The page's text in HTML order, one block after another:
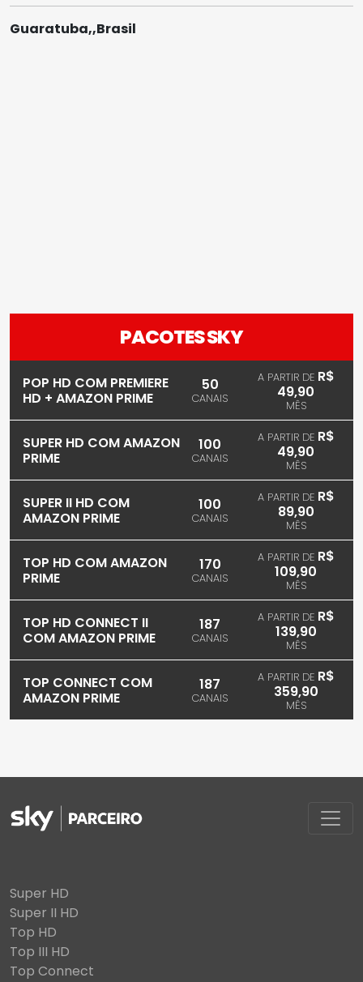
Guaratuba,,Brasil
PACOTES SKY
POP HD COM PREMIERE
HD + AMAZON PRIME
50
CANAIS
A PARTIR DE R$
49,90
MÊS
SUPER HD COM AMAZON
PRIME
100
CANAIS
A PARTIR DE R$
49,90
MÊS
SUPER II HD COM
AMAZON PRIME
100
CANAIS
A PARTIR DE R$
89,90
MÊS
TOP HD COM AMAZON
PRIME
170
CANAIS
A PARTIR DE R$
109,90
MÊS
TOP HD CONNECT II
COM AMAZON PRIME
187
CANAIS
A PARTIR DE R$
139,90
MÊS
TOP CONNECT COM
AMAZON PRIME
187
CANAIS
A PARTIR DE R$
359,90
MÊS
Super HD
Super II HD
Top HD
Top III HD
Top Connect